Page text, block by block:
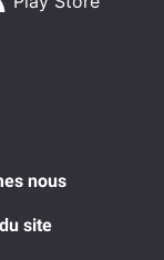
nous
site